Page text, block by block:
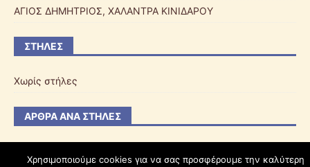
ΑΓΙΟΣ ΔΗΜΗΤΡΙΟΣ, ΧΑΛΑΝΤΡΑ ΚΙΝΙΔΑΡΟΥ
ΣΤΉΛΕΣ
Χωρίς στήλες
ΆΡΘΡΑ ΑΝΆ ΣΤΉΛΕΣ
Χρησιμοποιούμε cookies για να σας προσφέρουμε την καλύτερη